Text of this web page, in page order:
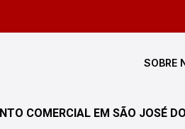
SOBRE
COMERCIAL EM SÃO JOSÉ